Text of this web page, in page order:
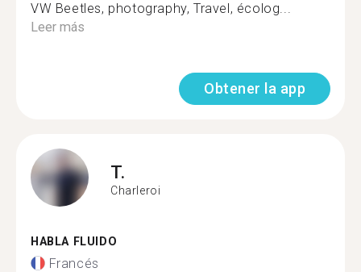
VW Beetles, photography, Travel, écolog...
Leer más
Obtener la app
T.
Charleroi
HABLA FLUIDO
Francés